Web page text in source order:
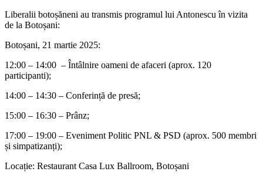
Liberalii botoșăneni au transmis programul lui Antonescu în vizita
de la Botoșani:
Botoșani, 21 martie 2025:
12:00 – 14:00 – Întâlnire oameni de afaceri (aprox. 120
participanti);
14:00 – 14:30 – Conferință de presă;
15:00 – 16:30 – Prânz;
17:00 – 19:00 – Eveniment Politic PNL & PSD (aprox. 500 membri
și simpatizanți);
Locație: Restaurant Casa Lux Ballroom, Botoșani